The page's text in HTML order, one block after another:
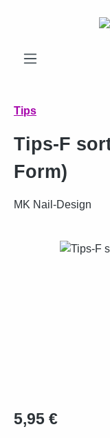
Zum Hauptinhalt
Tips
Tips-F
Form)
MK Nail-Design
Bildergalerie
Regulärer Preis:
5,95 €